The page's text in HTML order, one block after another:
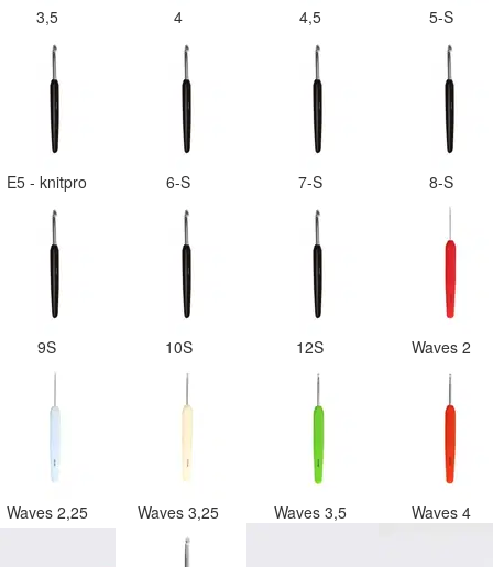
3,5 4 4,5 5-S
E5 - knitpro 6-S 7-S 8-S
9S 10S 12S Waves 2
Waves 2,25 Waves 3,25 Waves 3,5 Waves 4